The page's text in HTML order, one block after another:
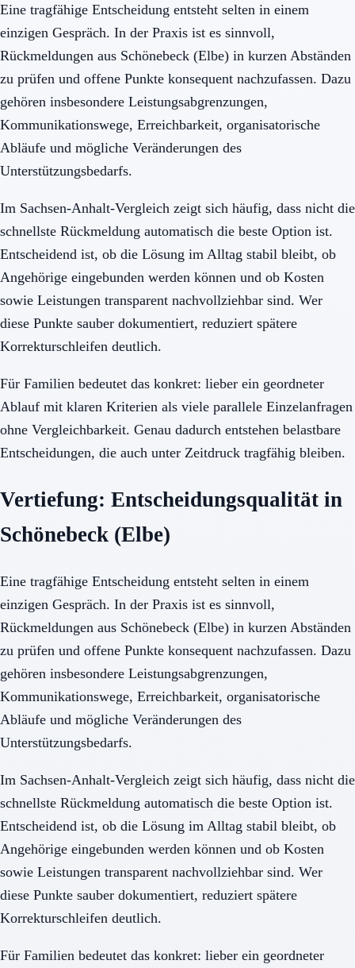
Eine tragfähige Entscheidung entsteht selten in einem
einzigen Gespräch. In der Praxis ist es sinnvoll,
Rückmeldungen aus Schönebeck (Elbe) in kurzen Abständen
zu prüfen und offene Punkte konsequent nachzufassen. Dazu
gehören insbesondere Leistungsabgrenzungen,
Kommunikationswege, Erreichbarkeit, organisatorische
Abläufe und mögliche Veränderungen des
Unterstützungsbedarfs.
Im Sachsen-Anhalt-Vergleich zeigt sich häufig, dass nicht die
schnellste Rückmeldung automatisch die beste Option ist.
Entscheidend ist, ob die Lösung im Alltag stabil bleibt, ob
Angehörige eingebunden werden können und ob Kosten
sowie Leistungen transparent nachvollziehbar sind. Wer
diese Punkte sauber dokumentiert, reduziert spätere
Korrekturschleifen deutlich.
Für Familien bedeutet das konkret: lieber ein geordneter
Ablauf mit klaren Kriterien als viele parallele Einzelanfragen
ohne Vergleichbarkeit. Genau dadurch entstehen belastbare
Entscheidungen, die auch unter Zeitdruck tragfähig bleiben.
Vertiefung: Entscheidungsqualität in
Schönebeck (Elbe)
Eine tragfähige Entscheidung entsteht selten in einem
einzigen Gespräch. In der Praxis ist es sinnvoll,
Rückmeldungen aus Schönebeck (Elbe) in kurzen Abständen
zu prüfen und offene Punkte konsequent nachzufassen. Dazu
gehören insbesondere Leistungsabgrenzungen,
Kommunikationswege, Erreichbarkeit, organisatorische
Abläufe und mögliche Veränderungen des
Unterstützungsbedarfs.
Im Sachsen-Anhalt-Vergleich zeigt sich häufig, dass nicht die
schnellste Rückmeldung automatisch die beste Option ist.
Entscheidend ist, ob die Lösung im Alltag stabil bleibt, ob
Angehörige eingebunden werden können und ob Kosten
sowie Leistungen transparent nachvollziehbar sind. Wer
diese Punkte sauber dokumentiert, reduziert spätere
Korrekturschleifen deutlich.
Für Familien bedeutet das konkret: lieber ein geordneter